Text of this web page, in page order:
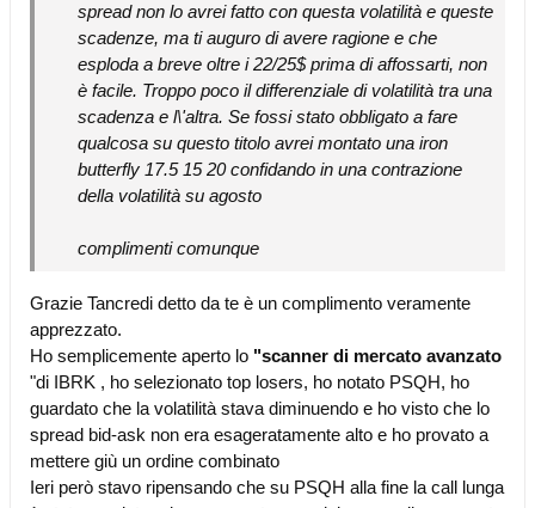
spread non lo avrei fatto con questa volatilità e queste
scadenze, ma ti auguro di avere ragione e che
esploda a breve oltre i 22/25$ prima di affossarti, non
è facile. Troppo poco il differenziale di volatilità tra una
scadenza e l\'altra. Se fossi stato obbligato a fare
qualcosa su questo titolo avrei montato una iron
butterfly 17.5 15 20 confidando in una contrazione
della volatilità su agosto
complimenti comunque
Grazie Tancredi detto da te è un complimento veramente
apprezzato.
Ho semplicemente aperto lo "scanner di mercato avanzato
"di IBRK , ho selezionato top losers, ho notato PSQH, ho
guardato che la volatilità stava diminuendo e ho visto che lo
spread bid-ask non era esageratamente alto e ho provato a
mettere giù un ordine combinato
Ieri però stavo ripensando che su PSQH alla fine la call lunga